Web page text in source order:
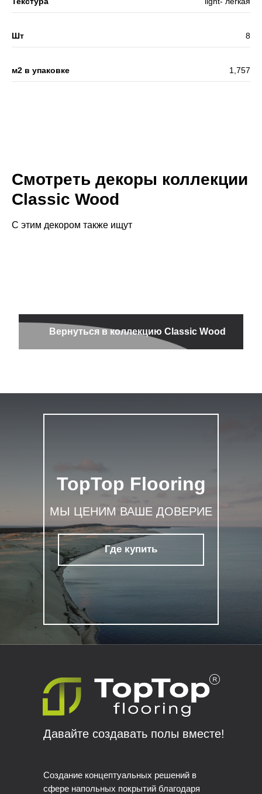
Шт 8
м2 в упаковке 1,757
Смотреть декоры коллекции
Classic Wood
С этим декором также ищут
Вернуться в коллекцию Classic Wood
TopTop Flooring
МЫ ЦЕНИМ ВАШЕ ДОВЕРИЕ
Где купить
Давайте создавать полы вместе!
Создание концептуальных решений в
сфере напольных покрытий благодаря